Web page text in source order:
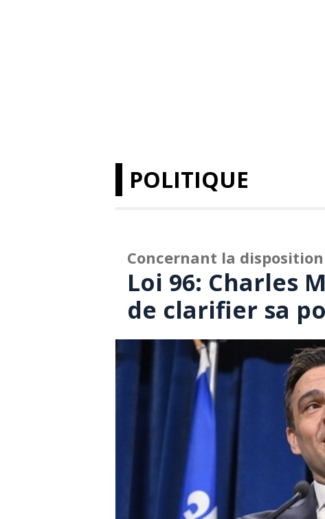
POLITIQUE
Concernant la
Loi 96: Charles
de clarifier sa